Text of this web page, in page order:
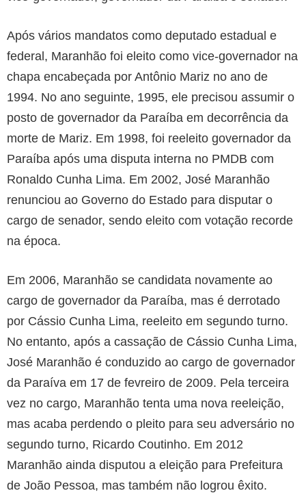
Após vários mandatos como deputado estadual e
federal, Maranhão foi eleito como vice-governador na
chapa encabeçada por Antônio Mariz no ano de
1994. No ano seguinte, 1995, ele precisou assumir o
posto de governador da Paraíba em decorrência da
morte de Mariz. Em 1998, foi reeleito governador da
Paraíba após uma disputa interna no PMDB com
Ronaldo Cunha Lima. Em 2002, José Maranhão
renunciou ao Governo do Estado para disputar o
cargo de senador, sendo eleito com votação recorde
na época.
Em 2006, Maranhão se candidata novamente ao
cargo de governador da Paraíba, mas é derrotado
por Cássio Cunha Lima, reeleito em segundo turno.
No entanto, após a cassação de Cássio Cunha Lima,
José Maranhão é conduzido ao cargo de governador
da Paraíva em 17 de fevreiro de 2009. Pela terceira
vez no cargo, Maranhão tenta uma nova reeleição,
mas acaba perdendo o pleito para seu adversário no
segundo turno, Ricardo Coutinho. Em 2012
Maranhão ainda disputou a eleição para Prefeitura
de João Pessoa, mas também não logrou êxito.